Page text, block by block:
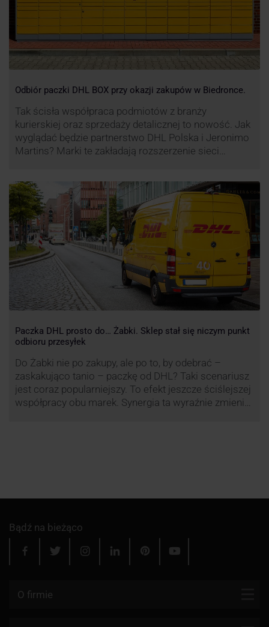
Odbiór paczki DHL BOX przy okazji zakupów w Biedronce.
Tak ścisła współpraca podmiotów z branży
kurierskiej oraz sprzedaży detalicznej to nowość. Jak
wyglądać będzie partnerstwo DHL Polska i Jeronimo
Martins? Marki te zakładają rozszerzenie sieci
Paczka DHL prosto do… Żabki. Sklep stał się niczym punkt
odbioru przesyłek
Do Żabki nie po zakupy, ale po to, by odebrać –
zaskakująco tanio – paczkę od DHL? Taki scenariusz
jest coraz popularniejszy. To efekt jeszcze ściślejszej
współpracy obu marek. Synergia ta wyraźnie zmienia
Bądź na bieżąco
O firmie